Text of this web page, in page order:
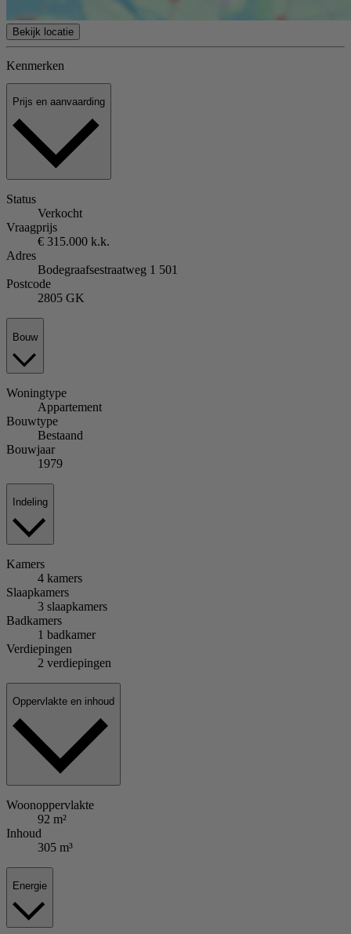
Bekijk locatie
Kenmerken
Prijs en aanvaarding
Status
Verkocht
Vraagprijs
€ 315.000 k.k.
Adres
Bodegraafsestraatweg 1 501
Postcode
2805 GK
Bouw
Woningtype
Appartement
Bouwtype
Bestaand
Bouwjaar
1979
Indeling
Kamers
4 kamers
Slaapkamers
3 slaapkamers
Badkamers
1 badkamer
Verdiepingen
2 verdiepingen
Oppervlakte en inhoud
Woonoppervlakte
92 m²
Inhoud
305 m³
Energie